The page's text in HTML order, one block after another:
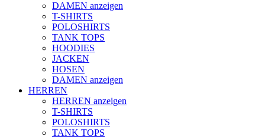
DAMEN anzeigen
T-SHIRTS
POLOSHIRTS
TANK TOPS
HOODIES
JACKEN
HOSEN
DAMEN anzeigen
HERREN
HERREN anzeigen
T-SHIRTS
POLOSHIRTS
TANK TOPS